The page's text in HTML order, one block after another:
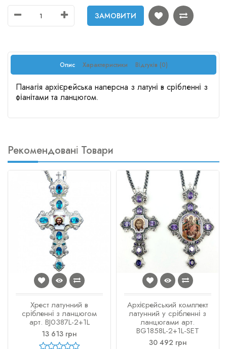
ЗАМОВИТИ
Опис Характеристики Відгуків (0)
Панагія архієрейська наперсна з латуні в срібленні з
фіанітами та ланцюгом.
Рекомендовані Товари
Хрест латунний в
срібленні з ланцюгом
арт. BJ0387L-2+1L
13 613 грн
Архієрейський комплект
латунний у срібленні з
ланцюгами арт.
BG1858L-2+1L-SET
30 492 грн